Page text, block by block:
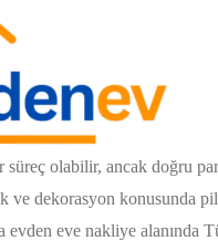
süreç olabilir, ancak doğru
ve dekorasyon konusunda
evden eve nakliye alanında